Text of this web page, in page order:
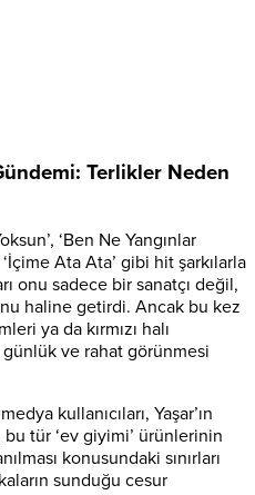
Terlikler Neden
‘Ben Ne Yangınlar
Ata Ata’ gibi hit şarkılarla
onu sadece bir sanatçı değil,
haline getirdi. Ancak bu kez
ya da kırmızı halı
ve rahat görünmesi
kullanıcıları, Yaşar’ın
bu tür ‘ev giyimi’ ürünlerinin
konusundaki sınırları
sunduğu cesur